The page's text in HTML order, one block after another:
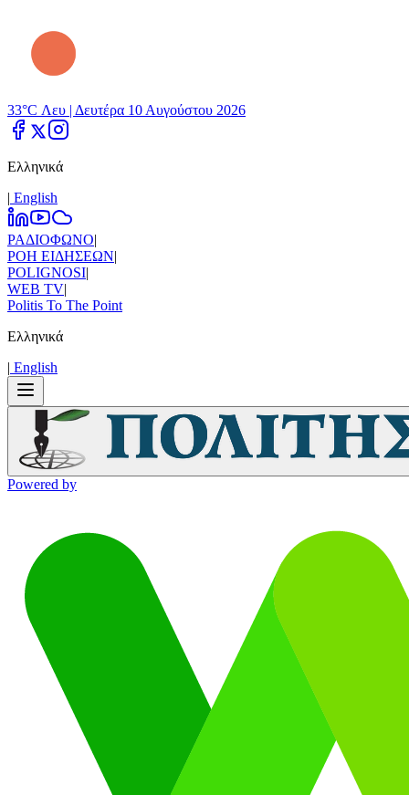
33°C Λευ | Δευτέρα 10 Αυγούστου 2026
Ελληνικά
| Εnglish
ΡΑΔΙΟΦΩΝΟ|
ΡΟΗ ΕΙΔΗΣΕΩΝ|
POLIGNOSI|
WEB TV|
Politis To The Point
Ελληνικά
| Εnglish
Powered by